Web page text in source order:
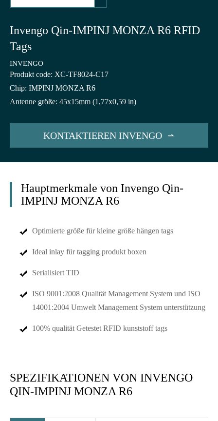
Invengo Qin-IMPINJ MONZA R6 RFID
Tags
INVENGO
Produkt code: XC-TF8024-C17
Chip: IMPINJ MONZA R6
Antenne größe: 45x15mm (1,77x0,59 in)
KONTAKTIEREN INVENGO 
Hauptmerkmale von Invengo Qin-
IMPINJ MONZA R6
Optimierte größe für kleine größe hängen tags
Ideal inlay für tagging produkt boxen
Serialisiert TID
ISO 9001:2008 Qualität Management System und ISO
14001:2004 Umwelt Management System unterstützung
100% qualität Getestet RFID kunststoff tags
SPEZIFIKATIONEN VON INVENGO
QIN-IMPINJ MONZA R6